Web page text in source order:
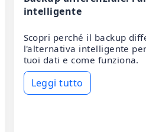
intelligente
Scopri perché il backup
l'alternativa intelligente
tuoi dati e come funziona.
Leggi tutto